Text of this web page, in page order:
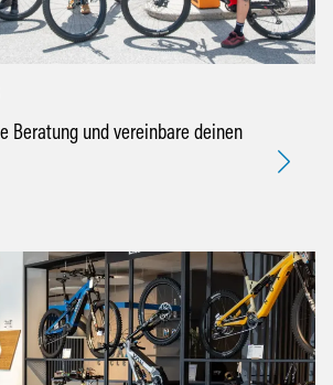
Beratung und vereinbare deinen